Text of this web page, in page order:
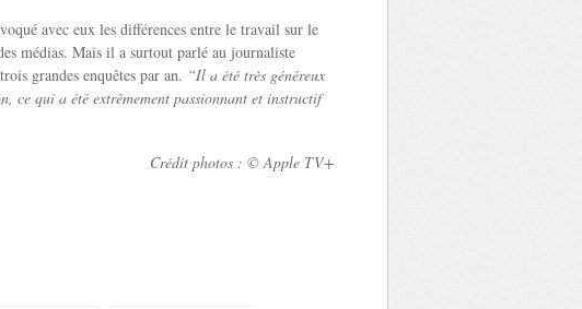
avec eux les différences entre le travail sur le
médias. Mais il a surtout parlé au journaliste
grandes enquêtes par an. “Il a été très généreux
ce qui a été extrêmement passionnant et instructif
Crédit photos : © Apple TV+